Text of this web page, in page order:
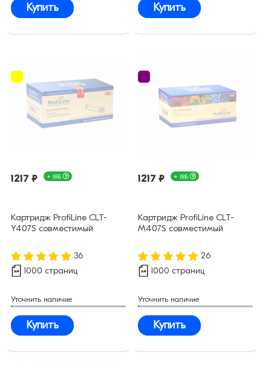
Купить Купить
1217 ₽ + 18Б
Картридж ProfiLine CLT-
Y407S совместимый
36
1000 страниц
Уточнить наличие
Купить
1217 ₽ + 18Б
Картридж ProfiLine CLT-
M407S совместимый
26
1000 страниц
Уточнить наличие
Купить